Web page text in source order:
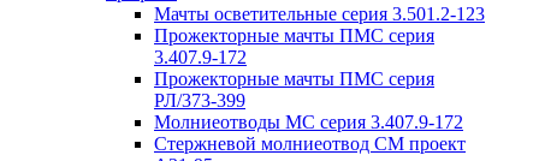
Мачты осветительные серия 3.501.2-123
Прожекторные мачты ПМС серия
3.407.9-172
Прожекторные мачты ПМС серия
РЛ/373-399
Молниеотводы МС серия 3.407.9-172
Стержневой молниеотвод СМ проект